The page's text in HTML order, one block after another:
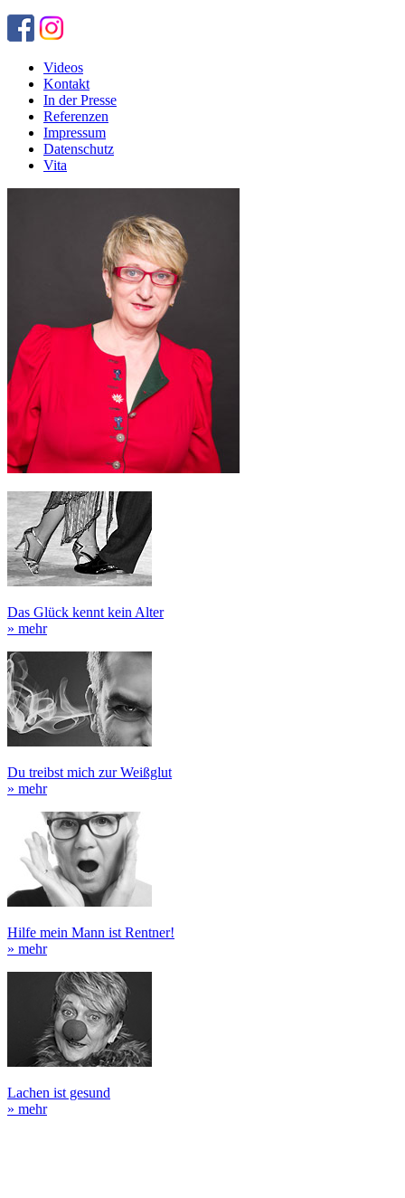
Videos
Kontakt
In der Presse
Referenzen
Impressum
Datenschutz
Vita
Das Glück kennt kein Alter
» mehr
Du treibst mich zur Weißglut
» mehr
Hilfe mein Mann ist Rentner!
» mehr
Lachen ist gesund
» mehr